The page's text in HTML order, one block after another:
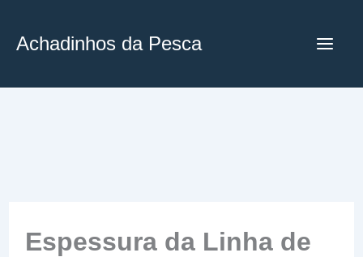
para
conteúdo
Achadinhos da Pesca
Espessura da Linha de